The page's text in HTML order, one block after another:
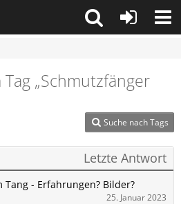
„Schmutzfänger
Suche nach Tags
Letzte Antwort
Tang - Erfahrungen? Bilder?
25. Januar 2023